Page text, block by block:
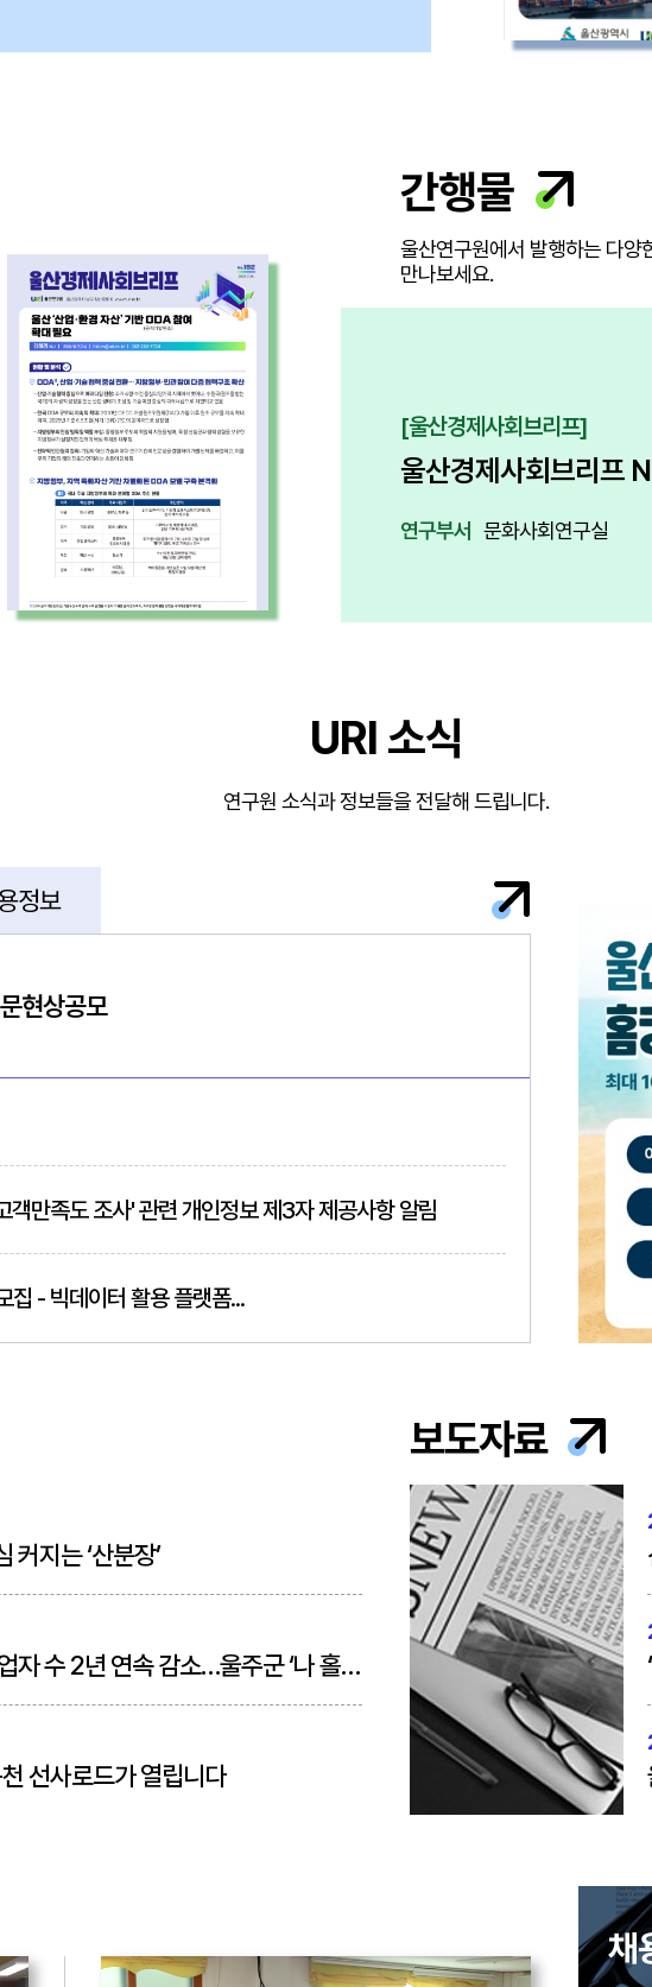
간행물
울산연구원에서 발행하는 다양
만나보세요.
[울산경제사회브리프]
울산경제사회브리프
연구부서 문화사회연구실
URI 소식
연구원 소식과 정보들을 전달해 드립니다.
정보
현상공모
만족도 조사' 관련 개인정보 제3자 제공사항 알림
집 - 빅데이터 활용 플랫폼...
커지는 ‘산분장’
울산 생활업종 사업자 수 2년 연속 감소…울주군 ‘나 홀로 성장’
선사로드가 열립니다
보도자료
채